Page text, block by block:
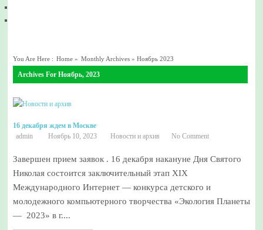
You Are Here : Home » Monthly Archives »Ноябрь 2023
Archives For Ноябрь, 2023
16 декабря ждем в Москве
admin
Ноябрь 10, 2023 Новости и архив No Comment
Завершен прием заявок . 16 декабря накануне Дня Святого
Николая состоится заключительный этап ХIХ
Международного Интернет — конкурса детского и
молодежного компьютерного творчества «Экология Планеты
— 2023» в г....